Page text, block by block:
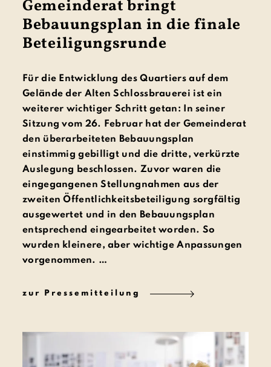
Gemeinderat bringt
Bebauungsplan in die finale
Beteiligungsrunde
Für die Entwicklung des Quartiers auf dem
Gelände der Alten Schlossbrauerei ist ein
weiterer wichtiger Schritt getan: In seiner
Sitzung vom 26. Februar hat der Gemeinderat
den überarbeiteten Bebauungsplan
einstimmig gebilligt und die dritte, verkürzte
Auslegung beschlossen. Zuvor waren die
eingegangenen Stellungnahmen aus der
zweiten Öffentlichkeitsbeteiligung sorgfältig
ausgewertet und in den Bebauungsplan
entsprechend eingearbeitet worden. So
wurden kleinere, aber wichtige Anpassungen
vorgenommen. …
zur Pressemitteilung